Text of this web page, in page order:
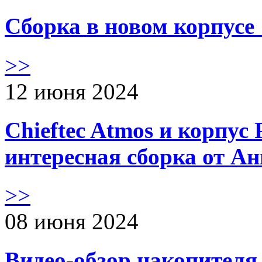
Сборка в новом
>>
12 июня 2024
Chieftec Atmos и корпус
интересная сборка от
>>
08 июня 2024